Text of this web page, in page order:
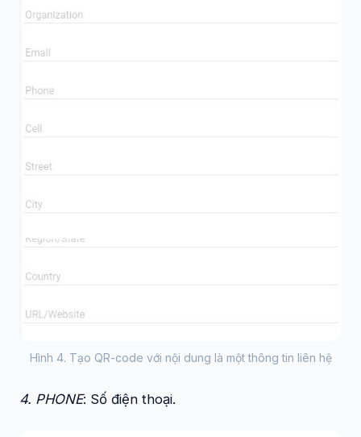
Hình 4. Tạo QR-code với nội dung là một thông tin liên hệ
4. PHONE: Số điện thoại.